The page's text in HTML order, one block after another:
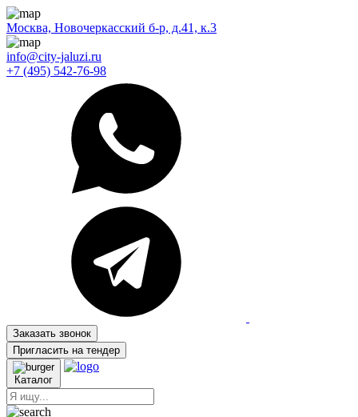
Москва, Новочеркасский б-р, д.41, к.3
info@city-jaluzi.ru
+7 (495) 542-76-98
Заказать звонок
Пригласить на тендер
Каталог